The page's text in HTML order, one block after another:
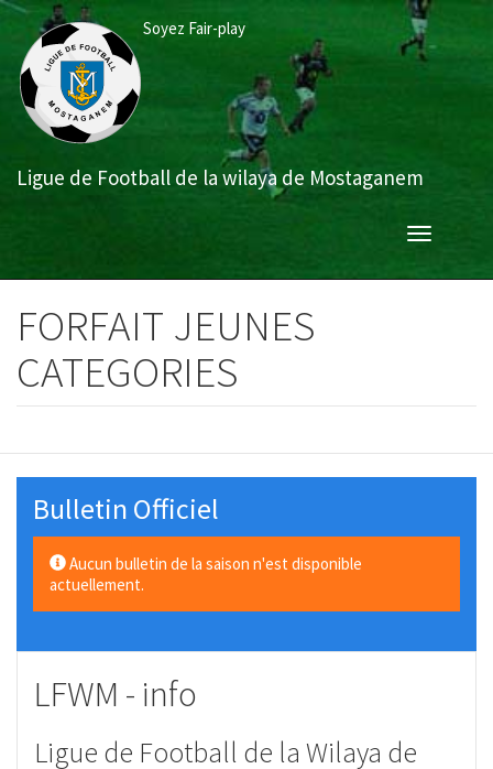
Aller
contenu
principal
Ligue de Football de la wilaya de Mostaganem
Soyez Fair-play
Toggle
FORFAIT JEUNES
CATEGORIES
Bulletin Officiel
Aucun bulletin de la saison n'est disponible
actuellement.
LFWM - info
Ligue de Football de la Wilaya de